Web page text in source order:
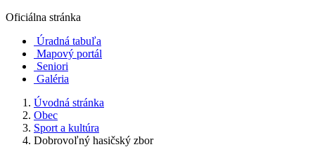
Oficiálna stránka
Úradná tabuľa
Mapový portál
Seniori
Galéria
Úvodná stránka
Obec
Sport a kultúra
Dobrovoľný hasičský zbor